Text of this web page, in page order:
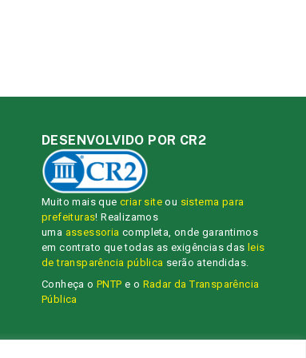
DESENVOLVIDO POR CR2
Muito mais quecriar site ou sistema para
prefeituras! Realizamos
uma assessoria completa, onde garantimos
em contrato que todas as exigências das leis
de transparência pública serão atendidas.
Conheça oPNTP e o Radar da Transparência
Pública